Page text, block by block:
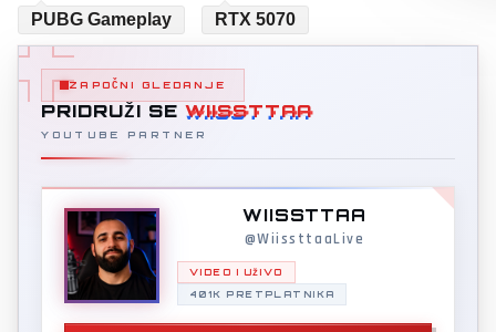
PUBG Gameplay RTX 5070
ZAPOČNI GLEDANJE
PRIDRUŽI SE WIISSTTAA
YOUTUBE PARTNER
WIISSTTAA
@WiissttaaLive
VIDEO I UŽIVO
401K PRETPLATNIKA